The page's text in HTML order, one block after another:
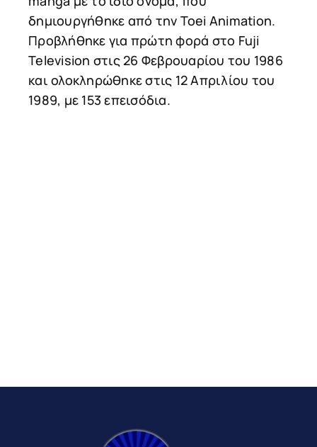
δημιουργήθηκε από την Toei Animation.
Προβλήθηκε για πρώτη φορά στο Fuji
Television στις 26 Φεβρουαρίου του 1986
και ολοκληρώθηκε στις 12 Απριλίου του
1989, με 153 επεισόδια.